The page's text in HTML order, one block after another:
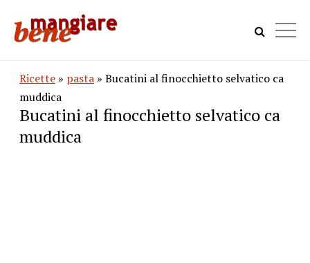
Ricette » pasta » Bucatini al finocchietto selvatico ca
muddica
Bucatini al finocchietto selvatico ca
muddica